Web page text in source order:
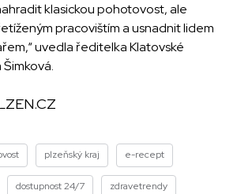
klasickou pohotovost, ale
pracovištím a usnadnit lidem
uvedla ředitelka Klatovské
plzeňský kraj e-recept
dostupnost 24/7 zdravetrendy